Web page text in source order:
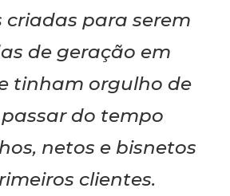
criadas para serem
de geração em
tinham orgulho de
do tempo
netos e bisnetos
clientes.